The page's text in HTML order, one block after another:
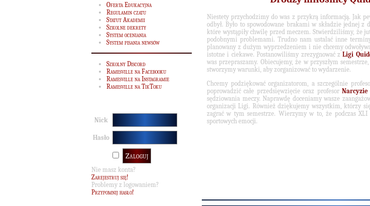
Oferta Edukacyjna
Regulamin czatu
Statut Akademii
Szkolne dekrety
System oceniania
System pisania newsów
Szkolny Discord
Ramesville na Facebooku
Ramesville na Instagramie
Ramesville na TikToku
Nick
Hasło
Nie masz konta?
Zarejestruj się!
Problemy z logowaniem?
Przypomnij hasło!
Niestety przychodzimy do was z przykrą informacją. Jak
odbył. Było to spowodowane brakami w składzie jednej
które wystąpiły chwilę przed meczem. Stwierdziliśmy, że
podobnymi problemami. Trudno nam ustalać inne
planowany z dużym wyprzedzeniem i nie chcemy
istotne i ciekawe. Postanowiliśmy zrezygnować zLigi
was przepraszamy. Obiecujemy, że w przyszłym
stworzymy warunki, aby zorganizować to wydarzenie.
Chcemy podziękować organizatorom, a szczególnie
poprowadzić całe przedsięwzięcie oraz profesor Narcyzie
sędziowania meczy. Naprawdę doceniamy wasze
organizacji Ligi. Również dziękujemy wszystkim, którzy
zagrać w tym semestrze. Wierzymy w to, że podczas
sportowych emocji.